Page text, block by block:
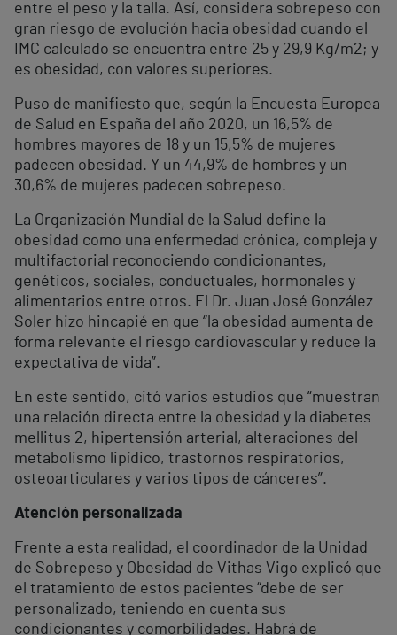
entre el peso y la talla. Así, considera sobrepeso con
gran riesgo de evolución hacia obesidad cuando el
IMC calculado se encuentra entre 25 y 29,9 Kg/m2; y
es obesidad, con valores superiores.
Puso de manifiesto que, según la Encuesta Europea
de Salud en España del año 2020, un 16,5% de
hombres mayores de 18 y un 15,5% de mujeres
padecen obesidad. Y un 44,9% de hombres y un
30,6% de mujeres padecen sobrepeso.
La Organización Mundial de la Salud define la
obesidad como una enfermedad crónica, compleja y
multifactorial reconociendo condicionantes,
genéticos, sociales, conductuales, hormonales y
alimentarios entre otros. El Dr. Juan José González
Soler hizo hincapié en que “la obesidad aumenta de
forma relevante el riesgo cardiovascular y reduce la
expectativa de vida”.
En este sentido, citó varios estudios que “muestran
una relación directa entre la obesidad y la diabetes
mellitus 2, hipertensión arterial, alteraciones del
metabolismo lipídico, trastornos respiratorios,
osteoarticulares y varios tipos de cánceres”.
Atención personalizada
Frente a esta realidad, el coordinador de la Unidad
de Sobrepeso y Obesidad de Vithas Vigo explicó que
el tratamiento de estos pacientes “debe de ser
personalizado, teniendo en cuenta sus
condicionantes y comorbilidades. Habrá de